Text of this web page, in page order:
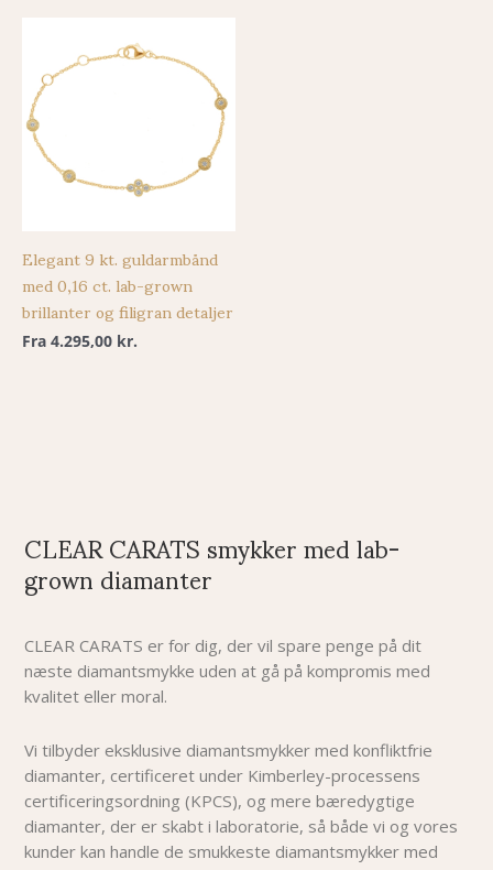
Elegant 9 kt. guldarmbånd
med 0,16 ct. lab-grown
brillanter og filigran detaljer
Fra 4.295,00 kr.
CLEAR CARATS smykker med lab-
grown diamanter
CLEAR CARATS er for dig, der vil spare penge på dit
næste diamantsmykke uden at gå på kompromis med
kvalitet eller moral.
Vi tilbyder eksklusive diamantsmykker med konfliktfrie
diamanter, certificeret under Kimberley-processens
certificeringsordning (KPCS), og mere bæredygtige
diamanter, der er skabt i laboratorie, så både vi og vores
kunder kan handle de smukkeste diamantsmykker med